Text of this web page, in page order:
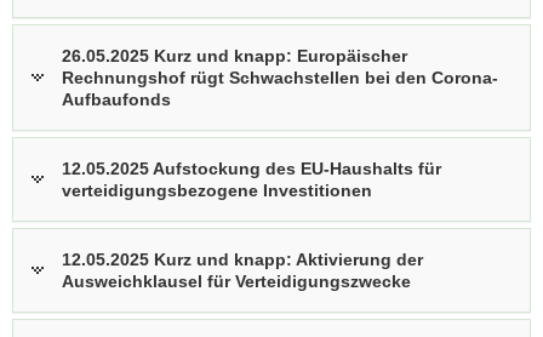
26.05.2025 Kurz und knapp: Europäischer
Rechnungshof rügt Schwachstellen bei den Corona-
Aufbaufonds
12.05.2025 Aufstockung des EU-Haushalts für
verteidigungsbezogene Investitionen
12.05.2025 Kurz und knapp: Aktivierung der
Ausweichklausel für Verteidigungszwecke